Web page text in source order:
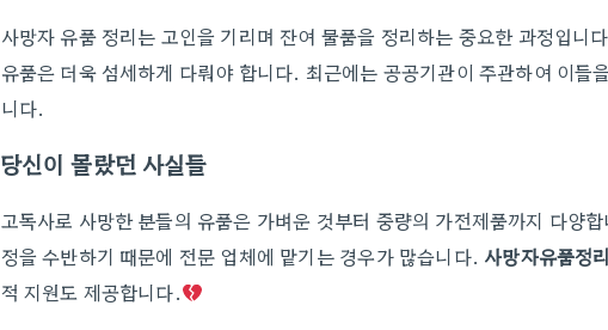
사망자 유품 정리는 고인을 기리며 잔여 물품을 정리하는 중요한 과정입니
유품은 더욱 섬세하게 다뤄야 합니다. 최근에는 공공기관이 주관하여 이들
니다.
당신이 몰랐던 사실들
고독사로 사망한 분들의 유품은 가벼운 것부터 중량의 가전제품까지 다양
정을 수반하기 때문에 전문 업체에 맡기는 경우가 많습니다. 사망자유품정리
적 지원도 제공합니다.